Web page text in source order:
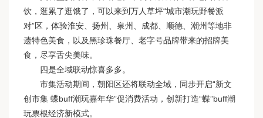
饮，逛累了逛饿了，可以来到万人草坪“城市潮玩野餐派
对”区，体验淮安、扬州、泉州、成都、顺德、潮州等地非
遗特色美食，以及黑珍珠餐厅、老字号品牌带来的招牌美
食，尽享舌尖美味。
四是全域联动惊喜多多。
市集活动期间，朝阳区还将联动全域，同步开启“新文
创市集 蝶buff潮玩嘉年华”促消费活动，创新打造“蝶”buff潮
玩票根经济新模式。